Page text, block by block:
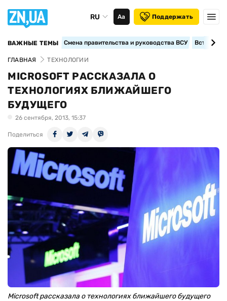
RU Аа Поддержать
ВАЖНЫЕ ТЕМЫ Смена правительства и руководства ВСУ
ГЛАВНАЯ ТЕХНОЛОГИИ
MICROSOFT РАССКАЗАЛА О
ТЕХНОЛОГИЯХ БЛИЖАЙШЕГО
БУДУЩЕГО
26 сентября, 2013, 15:37
Поделиться
Microsoft рассказала о технологиях ближайшего будущего